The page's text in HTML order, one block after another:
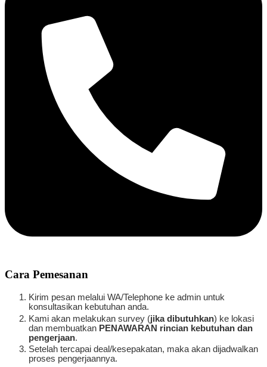
Cara Pemesanan
Kirim pesan melalui WA/Telephone ke admin untuk
konsultasikan kebutuhan anda.
Kami akan melakukan survey (jika dibutuhkan) ke lokasi
dan membuatkan PENAWARAN rincian kebutuhan dan
pengerjaan.
Setelah tercapai deal/kesepakatan, maka akan dijadwalkan
proses pengerjaannya.